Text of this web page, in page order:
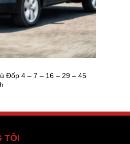
Đốp 4 – 7 – 16 – 29 – 45
TÔI